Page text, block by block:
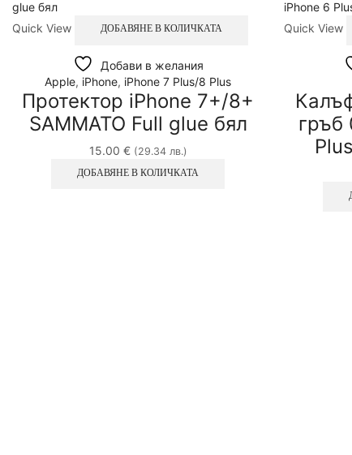
Quick View ДОБАВЯНЕ В КОЛИЧКАТА
Добави в желания
Apple, iPhone, iPhone 7 Plus/8 Plus
Протектор iPhone 7+/8+
SAMMATO Full glue бял
15.00 €(29.34 лв.)
ДОБАВЯНЕ В КОЛИЧКАТА
Quick View
гръб